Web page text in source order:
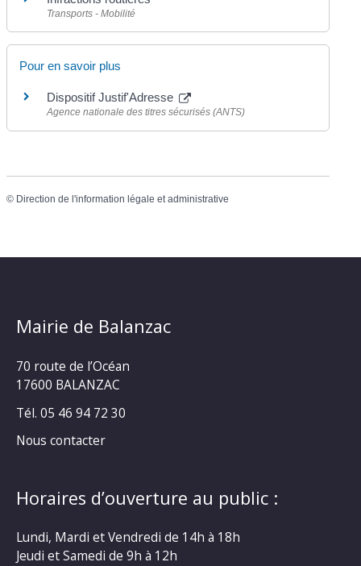
Transports - Mobilité
Pour en savoir plus
Dispositif Justif'Adresse
Agence nationale des titres sécurisés (ANTS)
© Direction de l'information légale et administrative
Mairie de Balanzac
70 route de l’Océan
17600 BALANZAC
Tél. 05 46 94 72 30
Nous contacter
Horaires d’ouverture au public :
Lundi, Mardi et Vendredi de 14h à 18h
Jeudi et Samedi de 9h à 12h